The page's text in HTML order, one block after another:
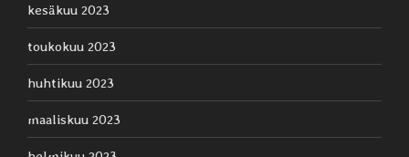
kesäkuu 2023
toukokuu 2023
huhtikuu 2023
maaliskuu 2023